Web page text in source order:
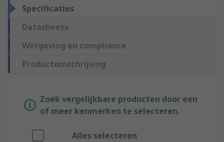
Specificaties
Datasheets
Wetgeving en compliance
Productomschrijving
Zoek vergelijkbare producten door een
of meer kenmerken te selecteren.
Alles selecteren